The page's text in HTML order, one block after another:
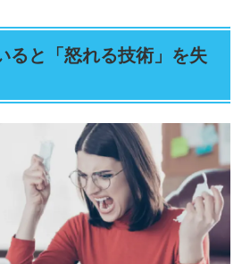
ると「怒れる技術」を失